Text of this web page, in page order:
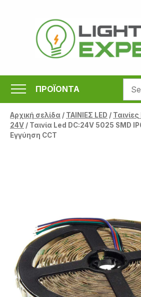
περιεχόμενο
ΠΡΟΪΟΝΤΑ
Αρχική σελίδα/ ΤΑΙΝΙΕΣ LED / Ταινίες
24V/ Ταινία Led DC:24V 5025 SMD
Εγγύηση CCT